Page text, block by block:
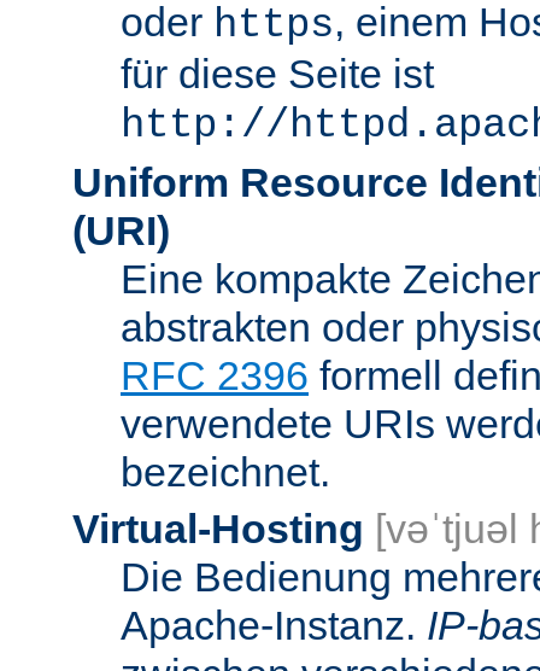
oder https, einem
für diese Seite ist
http://
Uniform Resource
(URI)
Eine kompakte
abstrakten oder
RFC 2396 formell
verwendete URIs
bezeichnet.
Virtual-Hosting [vəˈtjuəl
Die Bedienung
Apache-Instanz. IP-